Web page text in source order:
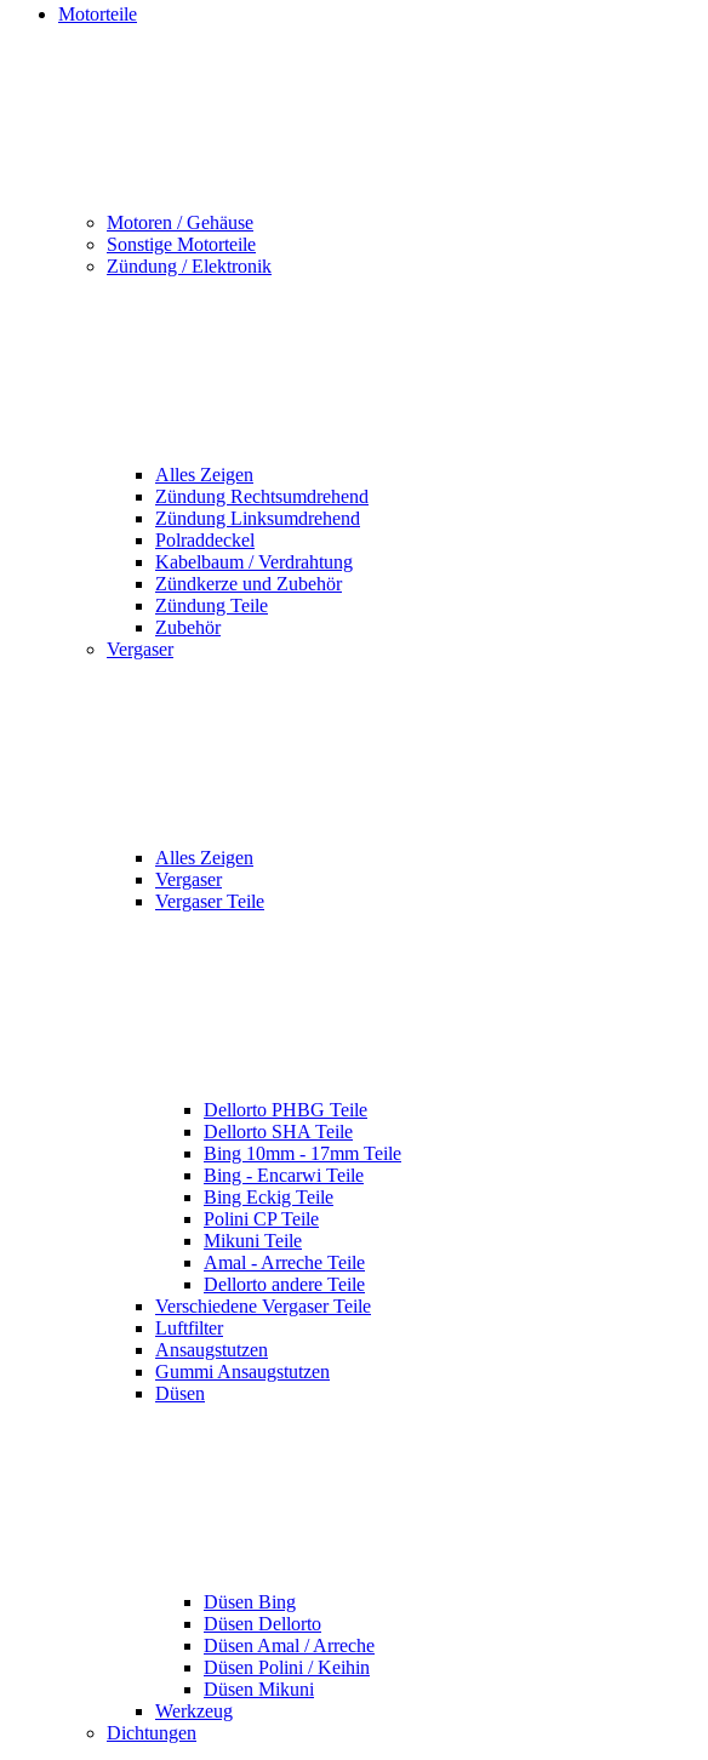
Motorteile
Motoren / Gehäuse
Sonstige Motorteile
Zündung / Elektronik
Alles Zeigen
Zündung Rechtsumdrehend
Zündung Linksumdrehend
Polraddeckel
Kabelbaum / Verdrahtung
Zündkerze und Zubehör
Zündung Teile
Zubehör
Vergaser
Alles Zeigen
Vergaser
Vergaser Teile
Dellorto PHBG Teile
Dellorto SHA Teile
Bing 10mm - 17mm Teile
Bing - Encarwi Teile
Bing Eckig Teile
Polini CP Teile
Mikuni Teile
Amal - Arreche Teile
Dellorto andere Teile
Verschiedene Vergaser Teile
Luftfilter
Ansaugstutzen
Gummi Ansaugstutzen
Düsen
Düsen Bing
Düsen Dellorto
Düsen Amal / Arreche
Düsen Polini / Keihin
Düsen Mikuni
Werkzeug
Dichtungen